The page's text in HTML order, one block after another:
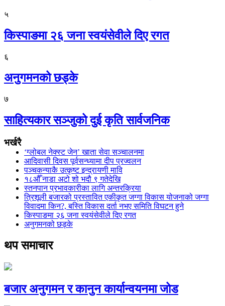
५
किस्पाङमा २६ जना स्वयंसेवीले दिए रगत
६
अनुगमनको छड्के
७
साहित्यकार सञ्जुको दुई कृति सार्वजनिक
भर्खरै
‘ग्लोबल नेक्स्ट जेन’ खाता सेवा सञ्चालनमा
आदिवासी दिवस पूर्वसन्ध्यामा दीप प्रज्वलन
पञ्चकन्याकै उत्कृष्ट इन्द्रायणी मावि
१८औँ नाडा अटो शो भदौ ९ गतेदेखि
स्तनपान प्रभावकारीका लागि अन्तरक्रिया
त्रिशूली बजारको प्रस्तावित एकीकृत जग्गा विकास योजनाको जग्गा
विवादमा किन?, बस्ति विकास दर्ता नभए समिति विघटन हुने
किस्पाङमा २६ जना स्वयंसेवीले दिए रगत
अनुगमनको छड्के
थप समाचार
बजार अनुगमन र कानुन कार्यान्वयनमा जोड